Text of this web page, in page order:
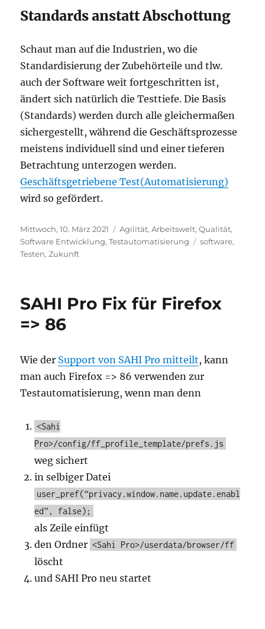
Standards anstatt Abschottung
Schaut man auf die Industrien, wo die
Standardisierung der Zubehörteile und tlw.
auch der Software weit fortgeschritten ist,
ändert sich natürlich die Testtiefe. Die Basis
(Standards) werden durch alle gleichermaßen
sichergestellt, während die Geschäftsprozesse
meistens individuell sind und einer tieferen
Betrachtung unterzogen werden.
Geschäftsgetriebene Test(Automatisierung)
wird so gefördert.
Veröffentlicht
am
Mittwoch, 10. März 2021 Kategorien
Agilität,Arbeitswelt,Qualität,
Software Entwicklung,Testautomatisierung Schlagwörter
software,
Testen,Zukunft
SAHI Pro Fix für Firefox
=> 86
Wie der Support von SAHI Pro mitteilt, kann
man auch Firefox => 86 verwenden zur
Testautomatisierung, wenn man denn
<Sahi
Pro>/config/ff_profile_template/prefs.js
weg sichert
in selbiger Datei
user_pref(“privacy.window.name.update.enabl
ed”, false);
als Zeile einfügt
den Ordner <Sahi Pro>/userdata/browser/ff
löscht
und SAHI Pro neu startet